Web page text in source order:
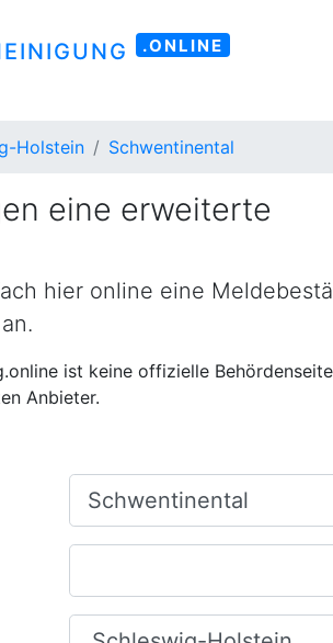
.ONLINE
Holstein Schwentinental
eine erweiterte
hier online eine
an.
ist keine offizielle
Anbieter.